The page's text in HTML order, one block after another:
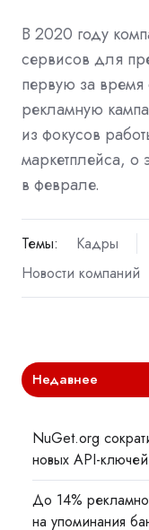
В 2020 году
сервисов для
первую за
рекламную
из фокусов
маркетплейса, о
в феврале.
Темы: Кадры
Новости компаний
Недавнее
NuGet.org
новых API-
До 14%
на упоминания